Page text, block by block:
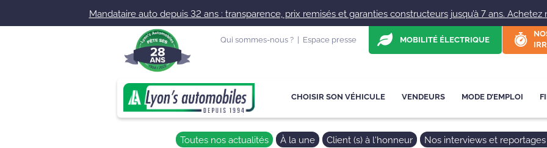
Mandataire auto depuis 32 ans : transparence, prix remisés et garanties constructeurs jusqu’à 7 ans.
Qui sommes-nous ? Espace presse MOBILITÉ ÉLECTRIQUE
CHOISIR SON VÉHICULE VENDEURS MODE D’EMPLOI
Toutes nos actualités À la une Client (s) à l'honneur
Nos interviews et